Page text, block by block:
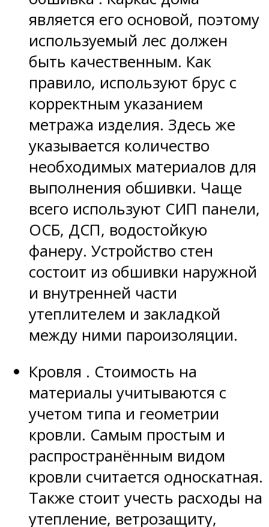
является его основой, поэтому
используемый лес должен
быть качественным. Как
правило, используют брус с
корректным указанием
метража изделия. Здесь же
указывается количество
необходимых материалов для
выполнения обшивки. Чаще
всего используют СИП панели,
ОСБ, ДСП, водостойкую
фанеру. Устройство стен
состоит из обшивки наружной
и внутренней части
утеплителем и закладкой
между ними пароизоляции.
Кровля . Стоимость на
материалы учитываются с
учетом типа и геометрии
кровли. Самым простым и
распространённым видом
кровли считается односкатная.
Также стоит учесть расходы на
утепление, ветрозащиту,